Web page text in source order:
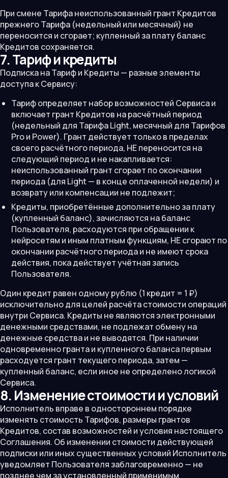
При смене Тарифа неиспользованный грант Кредитов
прежнего Тарифа (недельный или месячный) не
переносится и сгорает; купленный за плату баланс
Кредитов сохраняется.
7. Тариф и кредиты
Подписка на Тариф и Кредиты — разные элементы
доступа к Сервису:
Тариф определяет набор возможностей Сервиса и
включает грант Кредитов на расчётный период
(недельный для Тарифа Light, месячный для Тарифов
Pro и Power). Грант действует только в пределах
своего расчётного периода, НЕ переносится на
следующий период и не накапливается:
неиспользованный грант сгорает по окончании
периода (для Light — в конце оплаченной недели) и
возврату или компенсации не подлежит;
Кредиты, приобретённые дополнительно за плату
(купленный баланс), зачисляются на баланс
Пользователя, расходуются при обращении к
нейросетям и иным платным функциям, НЕ сгорают по
окончании расчётного периода и не имеют срока
действия, пока действует учётная запись
Пользователя.
Один кредит равен одному рублю (1 кредит = 1 ₽)
исключительно для целей расчёта стоимости операций
внутри Сервиса. Кредиты не являются электронными
денежными средствами, не подлежат обмену на
денежные средства и не выводятся. При наличии
одновременно гранта и купленного баланса первым
расходуется грант текущего периода, затем —
купленный баланс, если иное не определено логикой
Сервиса.
8. Изменение стоимости и условий
Исполнитель вправе в одностороннем порядке
изменять стоимость Тарифов, размеры грантов
Кредитов, состав возможностей и условия настоящего
Соглашения. Об изменении стоимости действующей
подписки или иных существенных условий Исполнитель
уведомляет Пользователя заблаговременно — не
позднее чем за установленный применимым